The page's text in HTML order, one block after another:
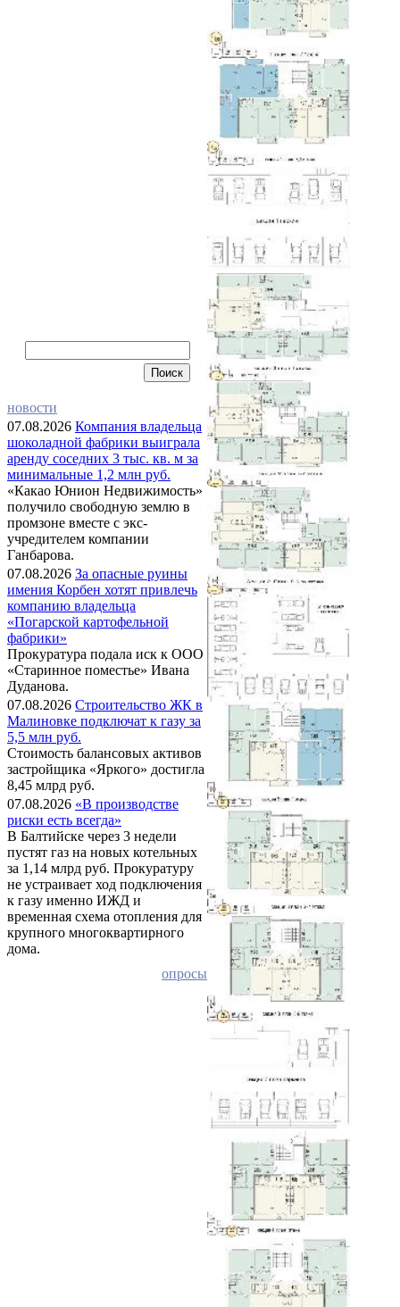
новости
07.08.2026 Компания владельца
шоколадной фабрики выиграла
аренду соседних 3 тыс. кв. м за
минимальные 1,2 млн руб.
«Какао Юнион Недвижимость»
получило свободную землю в
промзоне вместе с экс-
учредителем компании
Ганбарова.
07.08.2026 За опасные руины
имения Корбен хотят привлечь
компанию владельца
«Погарской картофельной
фабрики»
Прокуратура подала иск к ООО
«Старинное поместье» Ивана
Дуданова.
07.08.2026 Строительство ЖК в
Малиновке подключат к газу за
5,5 млн руб.
Стоимость балансовых активов
застройщика «Яркого» достигла
8,45 млрд руб.
07.08.2026 «В производстве
риски есть всегда»
В Балтийске через 3 недели
пустят газ на новых котельных
за 1,14 млрд руб. Прокуратуру
не устраивает ход подключения
к газу именно ИЖД и
временная схема отопления для
крупного многоквартирного
дома.
опросы